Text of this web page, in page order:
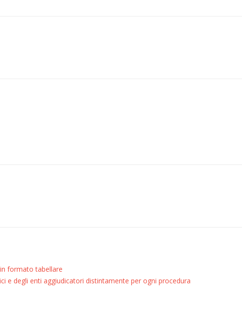
formato tabellare
e degli enti aggiudicatori distintamente per ogni procedura